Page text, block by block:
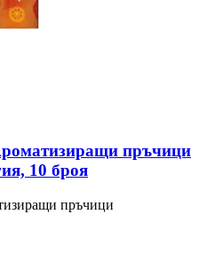
пръчици
10 броя
пръчици